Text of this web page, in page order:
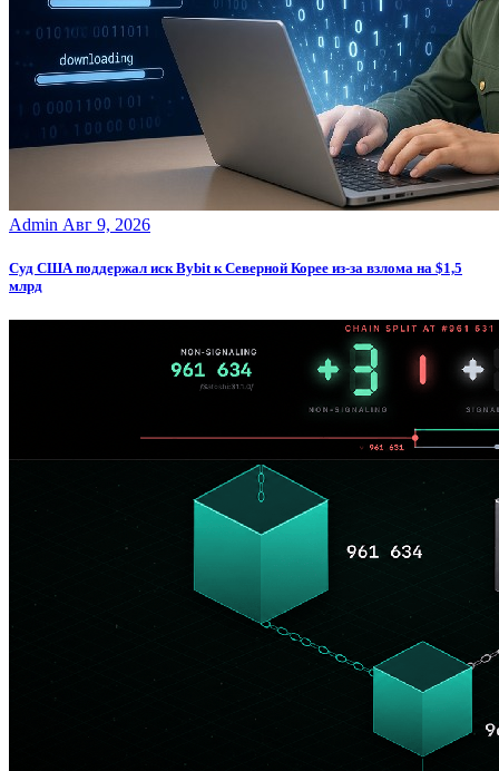
Admin Авг 9, 2026
Суд США поддержал иск Bybit к Северной Корее из-за взлома на $1,5
млрд